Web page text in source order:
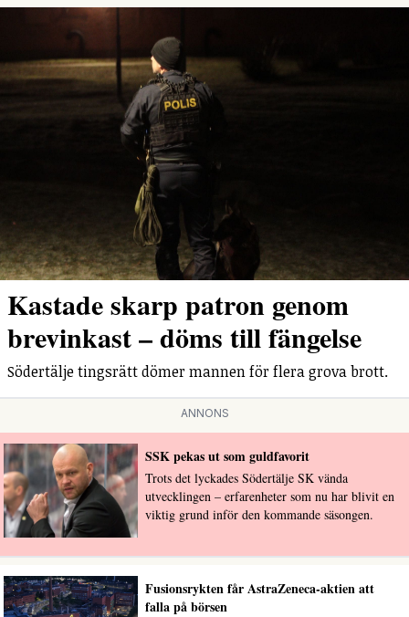
Kastade skarp patron genom
brevinkast – döms till fängelse
Södertälje tingsrätt dömer mannen för flera grova brott.
ANNONS
SSK pekas ut som guldfavorit
Trots det lyckades Södertälje SK vända
utvecklingen – erfarenheter som nu har blivit en
viktig grund inför den kommande säsongen.
Fusionsrykten får AstraZeneca-aktien att
falla på börsen